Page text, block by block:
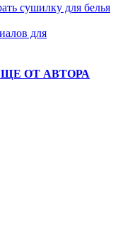
сушилку для белья
для
ОТ АВТОРА